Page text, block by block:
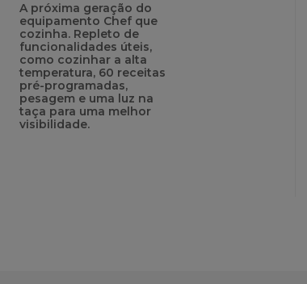
A próxima geração do
equipamento Chef que
cozinha. Repleto de
funcionalidades úteis,
como cozinhar a alta
temperatura, 60 receitas
pré-programadas,
pesagem e uma luz na
taça para uma melhor
visibilidade.